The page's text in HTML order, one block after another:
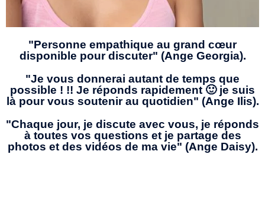
"Personne empathique au grand cœur
disponible pour discuter" (Ange Georgia).
"Je vous donnerai autant de temps que
possible ! !! Je réponds rapidement 🙂 je suis
là pour vous soutenir au quotidien" (Ange Ilis).
"Chaque jour, je discute avec vous, je réponds
à toutes vos questions et je partage des
photos et des vidéos de ma vie" (Ange Daisy).